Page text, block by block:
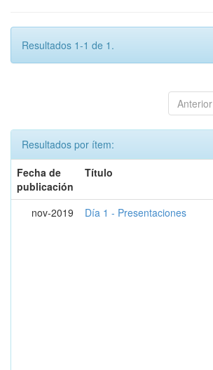
Resultados 1-1 de 1.
Anterior
Resultados por ítem:
Fecha de
publicación
Título
nov-2019 Día 1 - Presentaciones